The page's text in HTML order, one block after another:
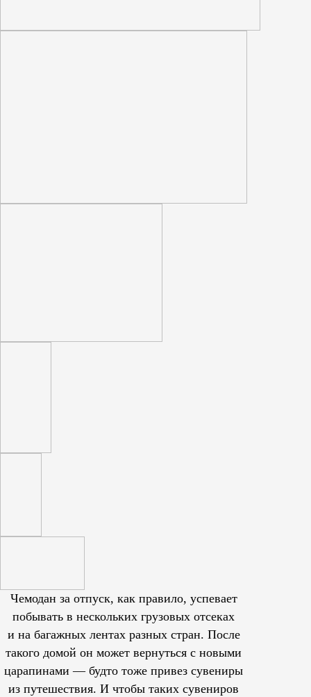
Чемодан за отпуск, как правило, успевает
побывать в нескольких грузовых отсеках
и на багажных лентах разных стран. После
такого домой он может вернуться с новыми
царапинами — будто тоже привез сувениры
из путешествия. И чтобы таких сувениров